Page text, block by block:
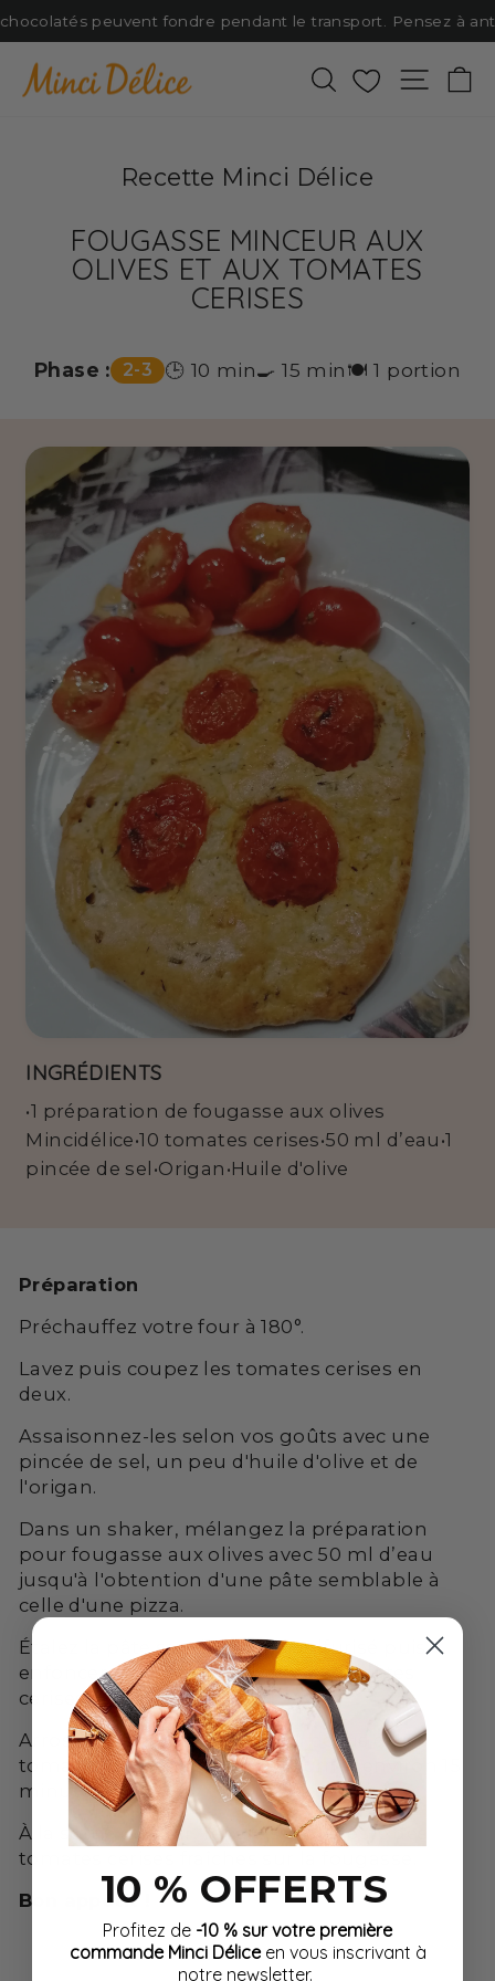
Passer
au
contenu
peuvent fondre pendant le transport. Pensez à
Rechercher
Favoris
Recette Minci Délice
FOUGASSE MINCEUR AUX
OLIVES ET AUX TOMATES
CERISES
Phase : 2-3 🕒 10 min🍳 15 min🍽️ 1 portion
INGRÉDIENTS
•1 préparation de fougasse aux olives
Mincidélice•10 tomates cerises•50 ml d’eau•1
pincée de sel•Origan•Huile d'olive
Préparation
Préchauffez votre four à 180°.
Lavez puis coupez les tomates cerises en
deux.
Assaisonnez-les selon vos goûts avec une
pincée de sel, un peu d'huile d'olive et de
l'origan.
Dans un shaker, mélangez la préparation
pour fougasse aux olives avec 50 ml d’eau
jusqu'à l'obtention d'une pâte semblable à
celle d'une pizza.
Étalez la pâte sur du papier sulfurisé puis
enfoncer légèrement quelques tomates
cerises sur la pâte.
Arrosez la fougasse d’un peu de jus des
tomates cerises avant d’enfourner environ 15
minutes.
À la sortie du four, répartissez le reste des
tomates cerises fraîches sur la fougasse.
Bon appétit !10 % OFFERTS
Profitez de -10 % sur votre première
commande Minci Déliceen vous inscrivant à
notre newsletter.